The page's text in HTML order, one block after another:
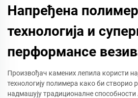
Напређена
технологија и
перформансе
Произвођач камених лепила користи
технологију полимера како би створио
надмашују традиционалне способности